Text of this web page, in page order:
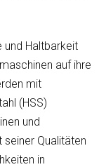
und Haltbarkeit
auf ihre
mit
(HSS)
und
seiner Qualitäten
in